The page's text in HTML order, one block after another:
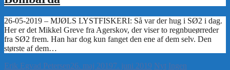
Erik Egvad Petersen26. maj 20197. juni 2019 Nyt Ingen